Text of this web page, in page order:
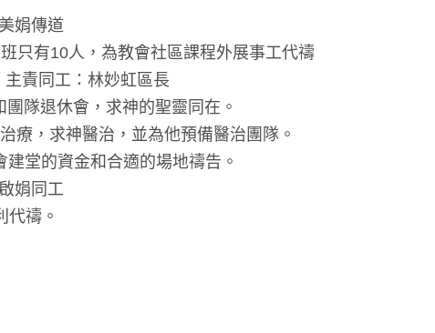
娟傳道
只有10人，為教會社區課程外展事工代禱
責同工：林妙虹區長
隊退休會，求神的聖靈同在。
療，求神醫治，並為他預備醫治團隊。
堂的資金和合適的場地禱告。
娟同工
代禱。